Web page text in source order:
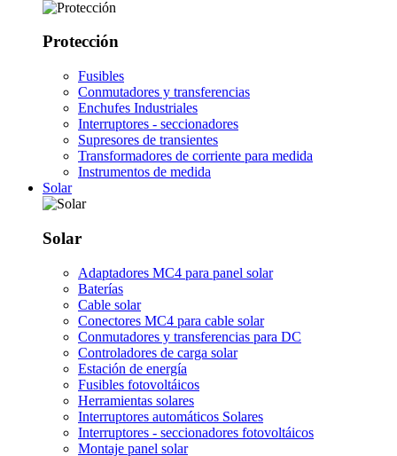
Protección
Fusibles
Conmutadores y transferencias
Enchufes Industriales
Interruptores - seccionadores
Supresores de transientes
Transformadores de corriente para medida
Instrumentos de medida
Solar
Solar
Adaptadores MC4 para panel solar
Baterías
Cable solar
Conectores MC4 para cable solar
Conmutadores y transferencias para DC
Controladores de carga solar
Estación de energía
Fusibles fotovoltáicos
Herramientas solares
Interruptores automáticos Solares
Interruptores - seccionadores fotovoltáicos
Montaje panel solar